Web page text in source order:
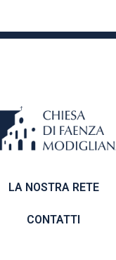
LA NOSTRA RETE
CONTATTI